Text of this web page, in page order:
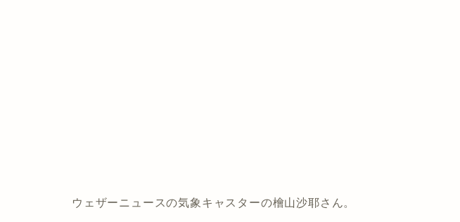
ウェザーニュースの気象キャスターの檜山沙耶さん。